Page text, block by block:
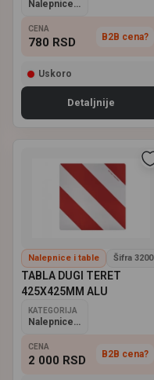
Nalepnice i table
CENA
780 RSD B2B cena?
Uskoro
Detaljnije
Nalepnice i table Šifra 3200
TABLA DUGI TERET
425X425MM ALU
KATEGORIJA
Nalepnice i table
CENA
2 000 RSD B2B cena?